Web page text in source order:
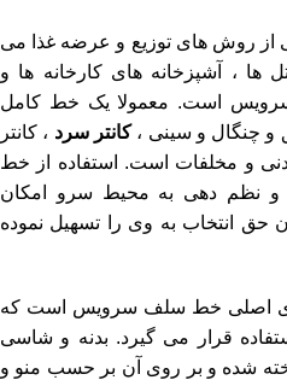
روش های توزیع و عرضه غذا می
ها ، آشپزخانه های کارخانه ها و
است. معمولا یک خط کامل
چنگال و سینی ،کانتر سرد ، کانتر
و مخلفات است. استفاده از خط
و نظم دهی به محیط سرو امکان
حق انتخاب به وی را تسهیل نموده
اصلی خط سلف سرویس است که
قرار می گیرد. بدنه و شاسی
شده و بر روی آن بر حسب منو و